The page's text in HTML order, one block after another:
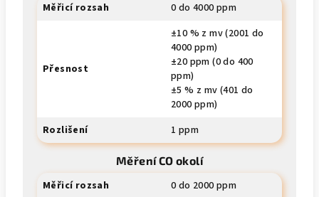
Měřicí rozsah 0 do 4000 ppm
Přesnost
±10 % z mv (2001 do
4000 ppm)
±20 ppm (0 do 400
ppm)
±5 % z mv (401 do
2000 ppm)
Rozlišení
1 ppm
Měření CO okolí
Měřicí rozsah 0 do 2000 ppm